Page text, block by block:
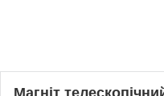
Магніт